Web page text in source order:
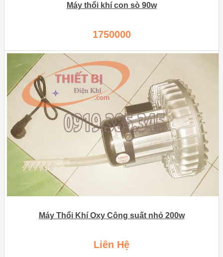
Máy thổi khí con sò 90w
1750000
Máy Thổi Khí Oxy Công suất nhỏ 200w
Liên Hệ